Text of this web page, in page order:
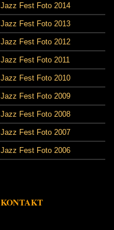
Jazz Fest Foto 2014
Jazz Fest Foto 2013
Jazz Fest Foto 2012
Jazz Fest Foto 2011
Jazz Fest Foto 2010
Jazz Fest Foto 2009
Jazz Fest Foto 2008
Jazz Fest Foto 2007
Jazz Fest Foto 2006
KONTAKT